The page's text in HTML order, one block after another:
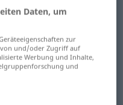
Daten, um
zur
und/oder Zugriff auf
Werbung und Inhalte,
und